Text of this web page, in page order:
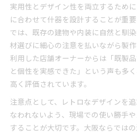
実用性とデザイン性を両立するため
に合わせて什器を設計することが重
では、既存の建物や内装に自然と馴
材選びに細心の注意を払いながら製
利用した店舗オーナーからは「既製
と個性を実感できた」という声も多
高く評価されています。
注意点として、レトロなデザインを
なわれないよう、現場での使い勝手
することが大切です。大阪ならでは